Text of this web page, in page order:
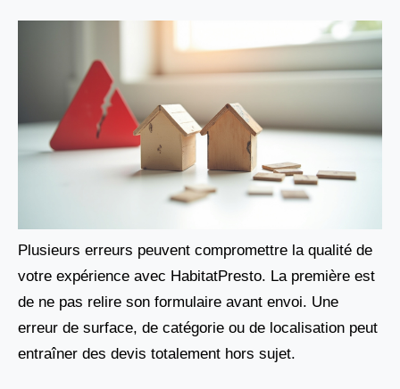
Plusieurs erreurs peuvent compromettre la qualité de
votre expérience avec HabitatPresto. La première est
de ne pas relire son formulaire avant envoi. Une
erreur de surface, de catégorie ou de localisation peut
entraîner des devis totalement hors sujet.